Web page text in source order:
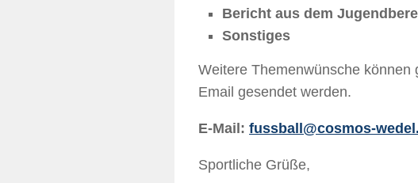
Bericht aus dem
Sonstiges
Weitere Themenwünsche
Email gesendet werden.
E-Mail: fussball@cosmos-
Sportliche Grüße,